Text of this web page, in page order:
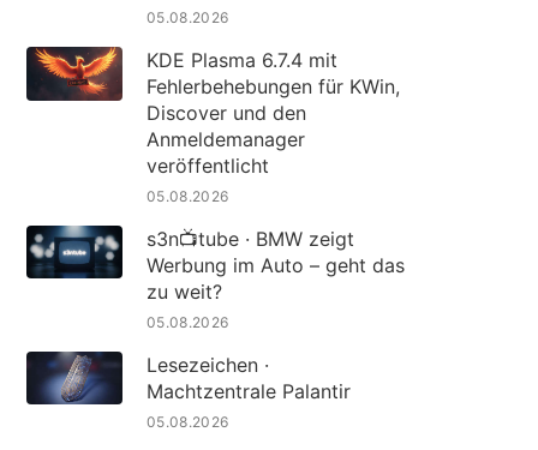
05.08.2026
KDE Plasma 6.7.4 mit
Fehlerbehebungen für KWin,
Discover und den
Anmeldemanager
veröffentlicht
05.08.2026
s3n📺tube · BMW zeigt
Werbung im Auto – geht das
zu weit?
05.08.2026
Lesezeichen ·
Machtzentrale Palantir
05.08.2026